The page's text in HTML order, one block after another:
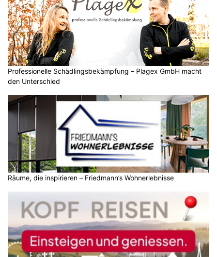
Professionelle Schädlingsbekämpfung – Plagex GmbH macht
den Unterschied
Räume, die inspirieren – Friedmann’s Wohnerlebnisse